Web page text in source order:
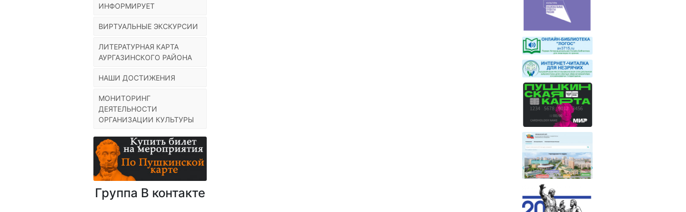
ИНФОРМИРУЕТ
ВИРТУАЛЬНЫЕ ЭКСКУРСИИ
ЛИТЕРАТУРНАЯ КАРТА
АУРГАЗИНСКОГО РАЙОНА
НАШИ ДОСТИЖЕНИЯ
МОНИТОРИНГ
ДЕЯТЕЛЬНОСТИ
ОРГАНИЗАЦИИ КУЛЬТУРЫ
Группа В контакте